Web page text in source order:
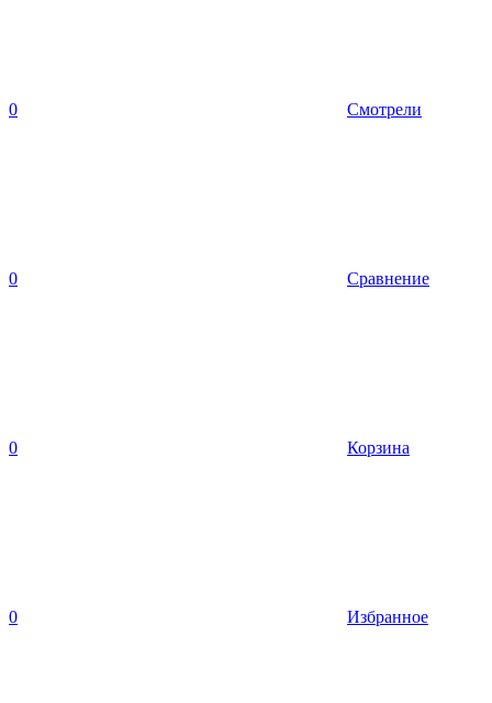
0 Смотрели
0 Сравнение
0 Корзина
0 Избранное